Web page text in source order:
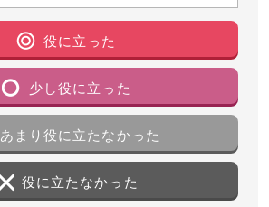
役に立った
少し役に立った
あまり役に立たなかった
役に立たなかった